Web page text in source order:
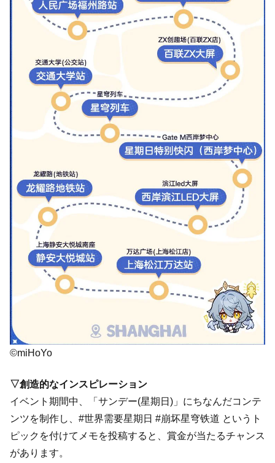
©miHoYo
▽創造的なインスピレーション
イベント期間中、「サンデー(星期日)」にちなんだコンテ
ンツを制作し、#世界需要星期日 #崩坏星穹铁道 というト
ピックを付けてメモを投稿すると、賞金が当たるチャンス
があります。